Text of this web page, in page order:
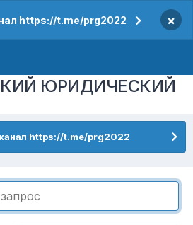
https://t.me/prg2022 ×
ЮРИДИЧЕСКИЙ
https://t.me/prg2022